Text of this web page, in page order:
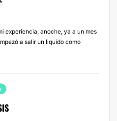
experiencia, anoche, ya a un mes
a salir un liquido como